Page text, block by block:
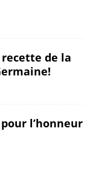
de la
l’honneur